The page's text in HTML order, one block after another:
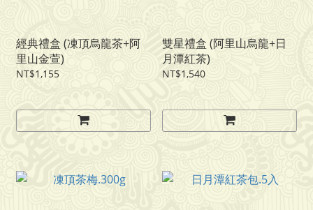
經典禮盒 (凍頂烏龍茶+阿
里山金萱)
NT$1,155
雙星禮盒 (阿里山烏龍+日
月潭紅茶)
NT$1,540